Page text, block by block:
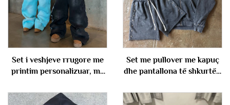
Set i veshjeve rrugore me
printim personalizuar, me
me larje acidike, me ftyke,
Set me pullover me kapuç
dhe pantallona të shkurtër,
pambuku me peshë të